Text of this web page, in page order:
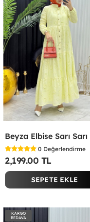
Beyza Elbise Sarı Sarı
0 Değerlendirme
2,199.00 TL
SEPETE EKLE
KARGO
BEDAVA